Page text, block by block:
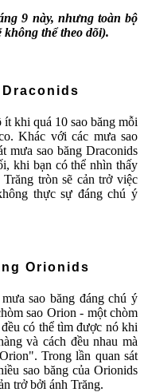
9 này, nhưng toàn bộ
không thể theo dõi).
khi quá 10 sao băng mỗi
Khác với các mưa sao
mưa sao băng Draconids
khi bạn có thể nhìn thấy
tròn sẽ cản trở việc
thực sự đáng chú ý
Orionids
sao băng đáng chú ý
sao Orion - một chòm
có thể tìm được nó khi
và cách đều nhau mà
Trong lần quan sát
sao băng của Orionids
trở bởi ánh Trăng.